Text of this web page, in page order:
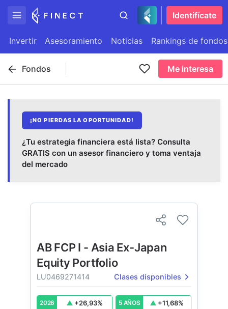
Identifícate
Invertir Asesoramiento Noticias Rankings de fondos
Fondos Me interesa
¡NO PIERDAS LA OPORTUNIDAD!
¿Tu estrategia financiera está lista? Consulta
GRATIS con un asesor financiero y toma ventaja
del mercado
AB FCP I - Asia Ex-Japan
Equity Portfolio
LU0469271414 Clases disponibles
2026 +26,93% 5 AÑOS +11,68%